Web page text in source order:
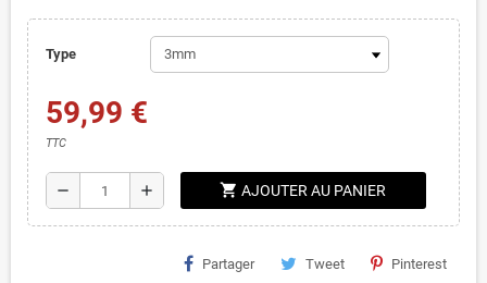
Type
59,99 €
TTC
remove add shopping_cart AJOUTER AU PANIER
Partager Tweet Pinterest